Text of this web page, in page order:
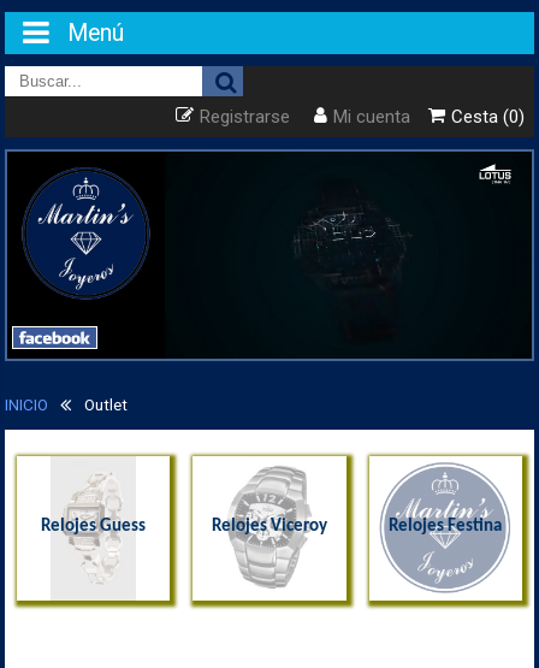
Cesta (0)
Mi cuenta
Registrarse
Menú
INICIO Outlet
Relojes Guess Relojes Viceroy Relojes Festina